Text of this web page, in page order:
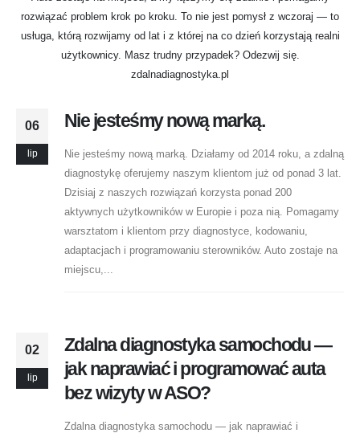
06
lip
Nie jesteśmy nową marką.
Nie jesteśmy nową marką. Działamy od 2014 roku, a zdalną
diagnostykę oferujemy naszym klientom już od ponad 3 lat.
Dzisiaj z naszych rozwiązań korzysta ponad 200
aktywnych użytkowników w Europie i poza nią. Pomagamy
warsztatom i klientom przy diagnostyce, kodowaniu,
adaptacjach i programowaniu sterowników. Auto zostaje na
miejscu,...
02
lip
Zdalna diagnostyka samochodu —
jak naprawiać i programować auta
bez wizyty w ASO?
Zdalna diagnostyka samochodu — jak naprawiać i